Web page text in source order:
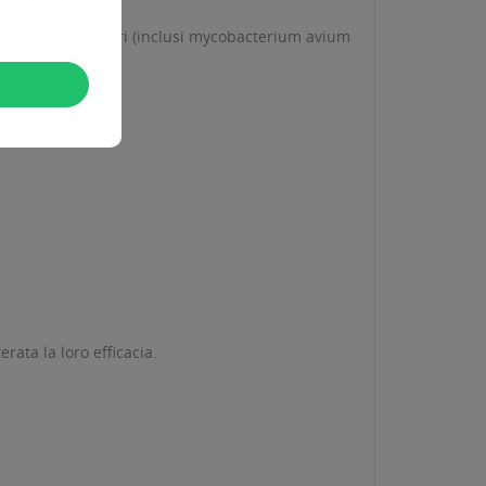
micobatteri (inclusi mycobacterium avium
la loro efficacia.